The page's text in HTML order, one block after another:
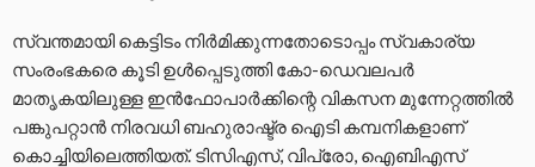
സ്വന്തമായി കെട്ടിടം നിര്‍മിക്കുന്നതോടൊപ്പം സ്വകാര്യ
സംരംഭകരെ കൂടി ഉള്‍പ്പെടുത്തി കോ-ഡെവലപര്‍
മാതൃകയിലുള്ള ഇന്‍ഫോപാര്‍ക്കിന്റെ വികസന മുന്നേറ്റത്തില്‍
പങ്കുപറ്റാന്‍ നിരവധി ബഹുരാഷ്ട്ര ഐടി കമ്പനികളാണ്
കൊച്ചിയിലെത്തിയത്. ടിസിഎസ്, വിപ്രോ, ഐബിഎസ്